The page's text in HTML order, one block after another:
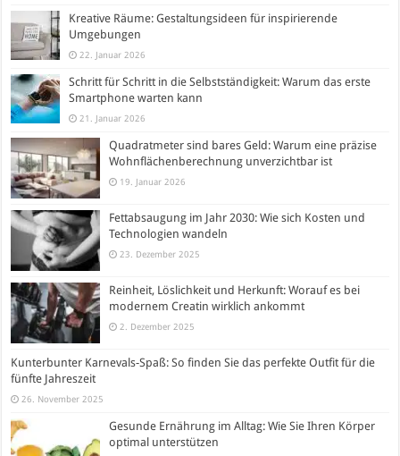
Kreative Räume: Gestaltungsideen für inspirierende
Umgebungen
22. Januar 2026
Schritt für Schritt in die Selbstständigkeit: Warum das erste
Smartphone warten kann
21. Januar 2026
Quadratmeter sind bares Geld: Warum eine präzise
Wohnflächenberechnung unverzichtbar ist
19. Januar 2026
Fettabsaugung im Jahr 2030: Wie sich Kosten und
Technologien wandeln
23. Dezember 2025
Reinheit, Löslichkeit und Herkunft: Worauf es bei
modernem Creatin wirklich ankommt
2. Dezember 2025
Kunterbunter Karnevals-Spaß: So finden Sie das perfekte Outfit für die
fünfte Jahreszeit
26. November 2025
Gesunde Ernährung im Alltag: Wie Sie Ihren Körper
optimal unterstützen